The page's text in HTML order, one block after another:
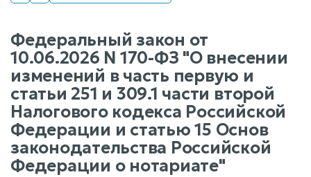
Федеральный закон от
10.06.2026 N 170-ФЗ "О внесении
изменений в часть первую и
статьи 251 и 309.1 части второй
Налогового кодекса Российской
Федерации и статью 15 Основ
законодательства Российской
Федерации о нотариате"